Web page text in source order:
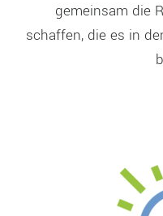
gemeinsam die
schaffen, die es in